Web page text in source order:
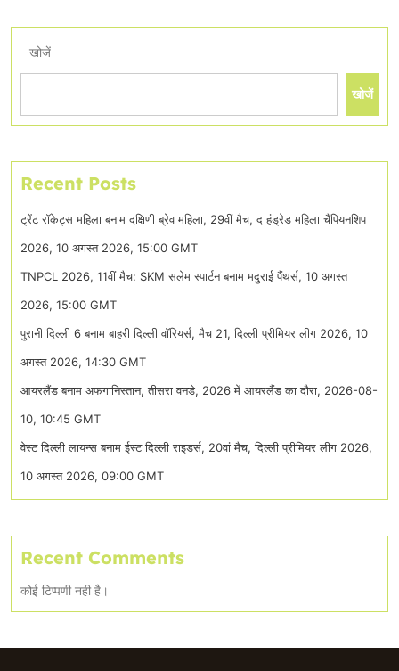
खोजें
खोजें
Recent Posts
ट्रेंट रॉकेट्स महिला बनाम दक्षिणी ब्रेव महिला, 29वीं मैच, द हंड्रेड महिला चैंपियनशिप
2026, 10 अगस्त 2026, 15:00 GMT
TNPCL 2026, 11वीं मैच: SKM सलेम स्पार्टन बनाम मदुराई पैंथर्स, 10 अगस्त
2026, 15:00 GMT
पुरानी दिल्ली 6 बनाम बाहरी दिल्ली वॉरियर्स, मैच 21, दिल्ली प्रीमियर लीग 2026, 10
अगस्त 2026, 14:30 GMT
आयरलैंड बनाम अफगानिस्तान, तीसरा वनडे, 2026 में आयरलैंड का दौरा, 2026-08-
10, 10:45 GMT
वेस्ट दिल्ली लायन्स बनाम ईस्ट दिल्ली राइडर्स, 20वां मैच, दिल्ली प्रीमियर लीग 2026,
10 अगस्त 2026, 09:00 GMT
Recent Comments
कोई टिप्पणी नही है।